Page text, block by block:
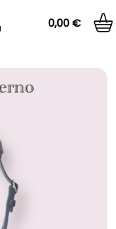
0,00 €